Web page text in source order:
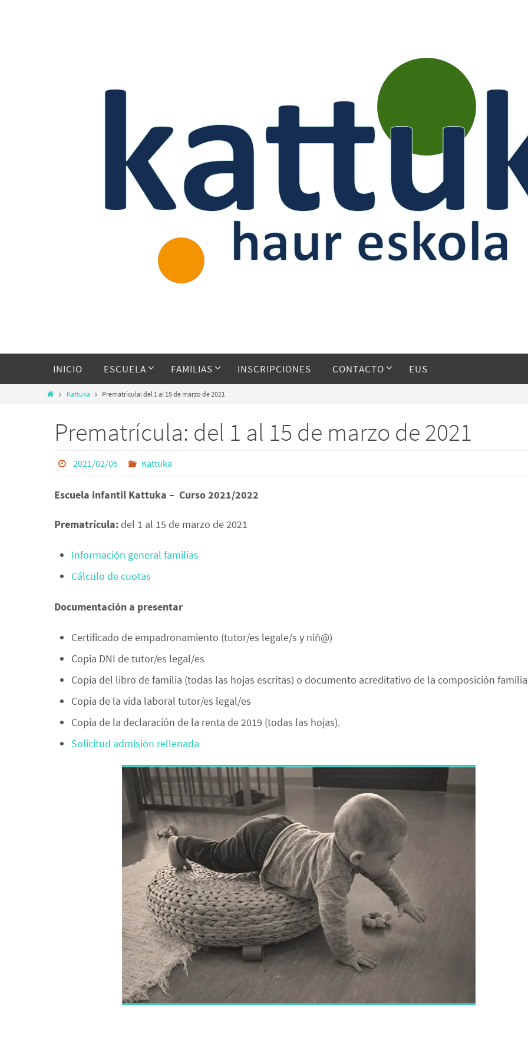
INICIO ESCUELA FAMILIAS INSCRIPCIONES CONTACTO EUS
Kattuka Prematrícula: del 1 al 15 de marzo de 2021
Prematrícula: del 1 al 15 de marzo de 2021
2021/02/05 Kattuka
Escuela infantil Kattuka – Curso 2021/2022
Prematrícula: del 1 al 15 de marzo de 2021
Información general familias
Cálculo de cuotas
Documentación a presentar
Certificado de empadronamiento (tutor/es legale/s y niñ@)
Copia DNI de tutor/es legal/es
Copia del libro de familia (todas las hojas escritas) o documento acreditativo de la composición
Copia de la vida laboral tutor/es legal/es
Copia de la declaración de la renta de 2019 (todas las hojas).
Solicitud admisión rellenada